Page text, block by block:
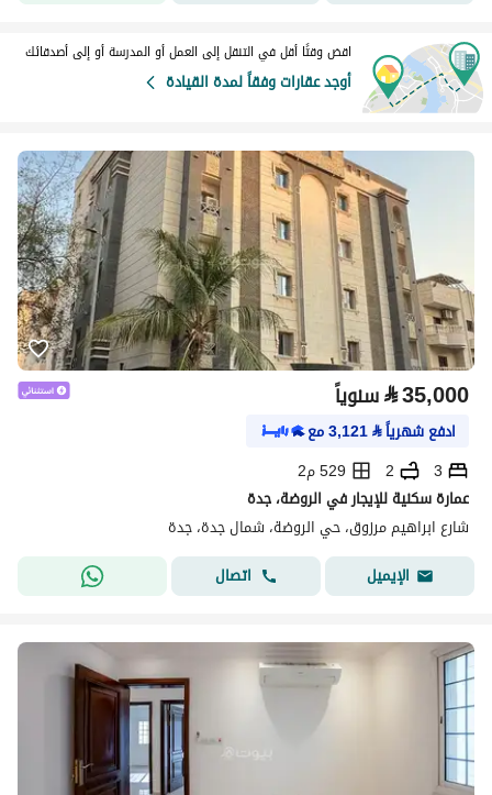
اقض وقتًا أقل في التنقل إلى العمل أو المدرسة أو إلى أصدقائك
أوجد عقارات وفقاً لمدة القيادة
⃁35,000 سنوياً
ادفع شهرياً⃁
3,121مع
3
2
529 م2
عمارة سكنية للإيجار في الروضة، جدة
شارع ابراهيم مرزوق، حي الروضة، شمال جدة، جدة
الإيميل
اتصال